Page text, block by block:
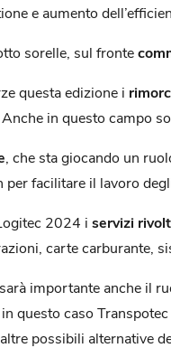
e aumento
sorelle, sul fronte
questa edizione i
in questo campo
, che sta giocando un
facilitare il lavoro
2024 i servizi
carte carburante,
importante anche il
questo caso
possibili alternative